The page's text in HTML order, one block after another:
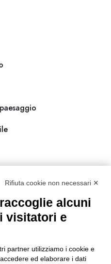
Rifiuta cookie non necessari ✕
alcuni
visitatori e
partner utilizziamo i cookie e
ed elaborare i dati